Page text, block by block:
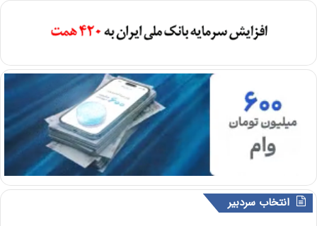
انتخاب سردبیر